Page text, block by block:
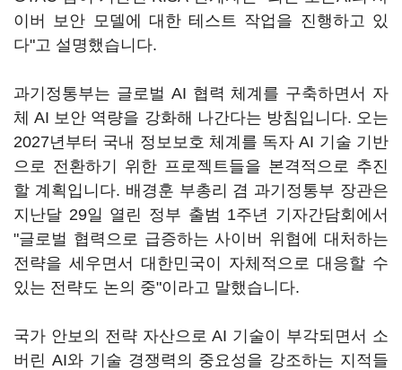
이버 보안 모델에 대한 테스트 작업을 진행하고 있
다"고 설명했습니다.
과기정통부는 글로벌 AI 협력 체계를 구축하면서 자
체 AI 보안 역량을 강화해 나간다는 방침입니다. 오는
2027년부터 국내 정보보호 체계를 독자 AI 기술 기반
으로 전환하기 위한 프로젝트들을 본격적으로 추진
할 계획입니다. 배경훈 부총리 겸 과기정통부 장관은
지난달 29일 열린 정부 출범 1주년 기자간담회에서
"글로벌 협력으로 급증하는 사이버 위협에 대처하는
전략을 세우면서 대한민국이 자체적으로 대응할 수
있는 전략도 논의 중"이라고 말했습니다.
국가 안보의 전략 자산으로 AI 기술이 부각되면서 소
버린 AI와 기술 경쟁력의 중요성을 강조하는 지적들